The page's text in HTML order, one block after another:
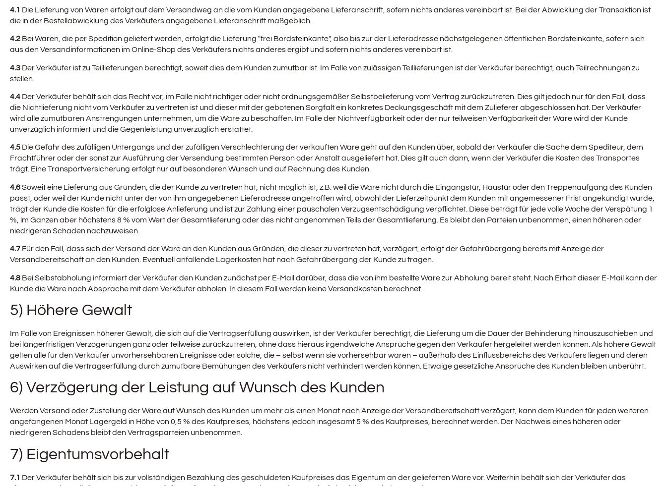
4.1 Die Lieferung von Waren erfolgt auf dem Versandweg an die vom Kunden angegebene Lieferanschrift, sofern nichts anderes vereinbart ist. Bei der Abwicklung der Transaktion ist
die in der Bestellabwicklung des Verkäufers angegebene Lieferanschrift maßgeblich.
4.2 Bei Waren, die per Spedition geliefert werden, erfolgt die Lieferung "frei Bordsteinkante", also bis zur der Lieferadresse nächstgelegenen öffentlichen Bordsteinkante, sofern sich
aus den Versandinformationen im Online-Shop des Verkäufers nichts anderes ergibt und sofern nichts anderes vereinbart ist.
4.3 Der Verkäufer ist zu Teillieferungen berechtigt, soweit dies dem Kunden zumutbar ist. Im Falle von zulässigen Teillieferungen ist der Verkäufer berechtigt, auch Teilrechnungen zu
stellen.
4.4 Der Verkäufer behält sich das Recht vor, im Falle nicht richtiger oder nicht ordnungsgemäßer Selbstbelieferung vom Vertrag zurückzutreten. Dies gilt jedoch nur für den Fall, dass
die Nichtlieferung nicht vom Verkäufer zu vertreten ist und dieser mit der gebotenen Sorgfalt ein konkretes Deckungsgeschäft mit dem Zulieferer abgeschlossen hat. Der Verkäufer
wird alle zumutbaren Anstrengungen unternehmen, um die Ware zu beschaffen. Im Falle der Nichtverfügbarkeit oder der nur teilweisen Verfügbarkeit der Ware wird der Kunde
unverzüglich informiert und die Gegenleistung unverzüglich erstattet.
4.5 Die Gefahr des zufälligen Untergangs und der zufälligen Verschlechterung der verkauften Ware geht auf den Kunden über, sobald der Verkäufer die Sache dem Spediteur, dem
Frachtführer oder der sonst zur Ausführung der Versendung bestimmten Person oder Anstalt ausgeliefert hat. Dies gilt auch dann, wenn der Verkäufer die Kosten des Transportes
trägt. Eine Transportversicherung erfolgt nur auf besonderen Wunsch und auf Rechnung des Kunden.
4.6Soweit eine Lieferung aus Gründen, die der Kunde zu vertreten hat, nicht möglich ist, z.B. weil die Ware nicht durch die Eingangstür, Haustür oder den Treppenaufgang des Kunden
passt, oder weil der Kunde nicht unter der von ihm angegebenen Lieferadresse angetroffen wird, obwohl der Lieferzeitpunkt dem Kunden mit angemessener Frist angekündigt wurde,
trägt der Kunde die Kosten für die erfolglose Anlieferung und ist zur Zahlung einer pauschalen Verzugsentschädigung verpflichtet. Diese beträgt für jede volle Woche der Verspätung 1
%, im Ganzen aber höchstens 8 % vom Wert der Gesamtlieferung oder des nicht angenommen Teils der Gesamtlieferung. Es bleibt den Parteien unbenommen, einen höheren oder
niedrigeren Schaden nachzuweisen.
4.7 Für den Fall, dass sich der Versand der Ware an den Kunden aus Gründen, die dieser zu vertreten hat, verzögert, erfolgt der Gefahrübergang bereits mit Anzeige der
Versandbereitschaft an den Kunden. Eventuell anfallende Lagerkosten hat nach Gefahrübergang der Kunde zu tragen.
4.8 Bei Selbstabholung informiert der Verkäufer den Kunden zunächst per E-Mail darüber, dass die von ihm bestellte Ware zur Abholung bereit steht. Nach Erhalt dieser E-Mail kann der
Kunde die Ware nach Absprache mit dem Verkäufer abholen. In diesem Fall werden keine Versandkosten berechnet.
5) Höhere Gewalt
Im Falle von Ereignissen höherer Gewalt, die sich auf die Vertragserfüllung auswirken, ist der Verkäufer berechtigt, die Lieferung um die Dauer der Behinderung hinauszuschieben und
bei längerfristigen Verzögerungen ganz oder teilweise zurückzutreten, ohne dass hieraus irgendwelche Ansprüche gegen den Verkäufer hergeleitet werden können. Als höhere Gewalt
gelten alle für den Verkäufer unvorhersehbaren Ereignisse oder solche, die – selbst wenn sie vorhersehbar waren – außerhalb des Einflussbereichs des Verkäufers liegen und deren
Auswirken auf die Vertragserfüllung durch zumutbare Bemühungen des Verkäufers nicht verhindert werden können. Etwaige gesetzliche Ansprüche des Kunden bleiben unberührt.
6) Verzögerung der Leistung auf Wunsch des Kunden
Werden Versand oder Zustellung der Ware auf Wunsch des Kunden um mehr als einen Monat nach Anzeige der Versandbereitschaft verzögert, kann dem Kunden für jeden weiteren
angefangenen Monat Lagergeld in Höhe von 0,5 % des Kaufpreises, höchstens jedoch insgesamt 5 % des Kaufpreises, berechnet werden. Der Nachweis eines höheren oder
niedrigeren Schadens bleibt den Vertragsparteien unbenommen.
7) Eigentumsvorbehalt
7.1 Der Verkäufer behält sich bis zur vollständigen Bezahlung des geschuldeten Kaufpreises das Eigentum an der gelieferten Ware vor. Weiterhin behält sich der Verkäufer das